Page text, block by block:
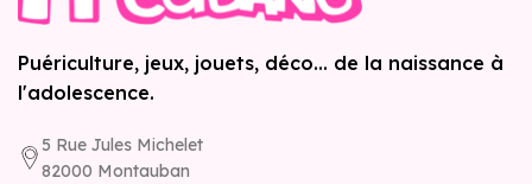
Puériculture, jeux, jouets, déco... de la naissance à
l'adolescence.
5 Rue Jules Michelet
82000 Montauban